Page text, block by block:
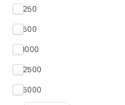
250
500
1000
2500
5000